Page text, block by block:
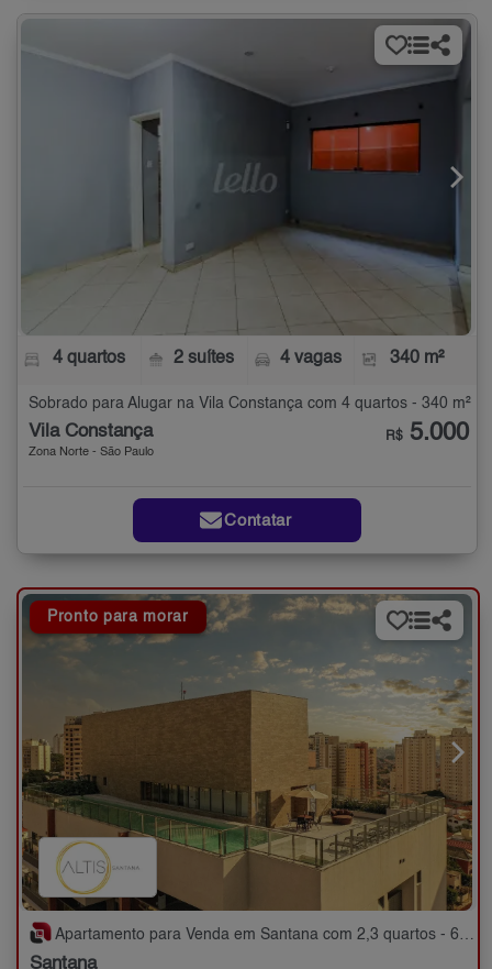
4 quartos 2 suítes 4 vagas 340 m²
Sobrado para Alugar na Vila Constança com 4 quartos - 340 m²
Vila Constança
Zona Norte - São Paulo
R$ 5.000
Contatar
Pronto para morar
Apartamento para Venda em Santana com 2,3 quartos - 67 a 83 m²
Santana